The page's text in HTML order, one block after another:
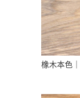
橡木本色